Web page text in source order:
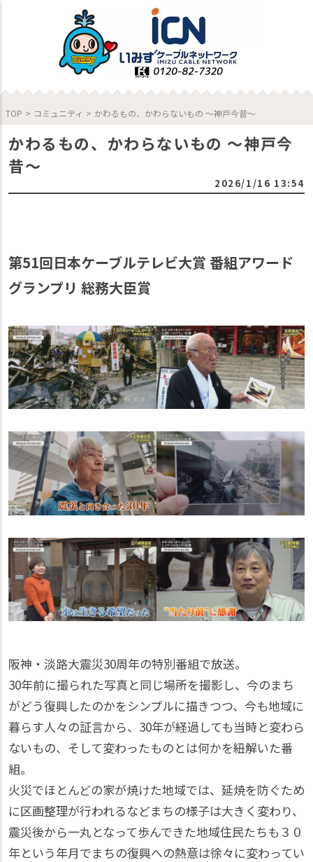
TOP > コミュニティ > かわるもの、かわらないもの ～神戸今昔～
かわるもの、かわらないもの ～神戸今
昔～
2026/1/16 13:54
第51回日本ケーブルテレビ大賞 番組アワード
グランプリ 総務大臣賞
阪神・淡路大震災30周年の特別番組で放送。
30年前に撮られた写真と同じ場所を撮影し、今のまち
がどう復興したのかをシンプルに描きつつ、今も地域に
暮らす人々の証言から、30年が経過しても当時と変わら
ないもの、そして変わったものとは何かを紐解いた番
組。
火災でほとんどの家が焼けた地域では、延焼を防ぐため
に区画整理が行われるなどまちの様子は大きく変わり、
震災後から一丸となって歩んできた地域住民たちも３０
年という年月でまちの復興への熱意は徐々に変わってい